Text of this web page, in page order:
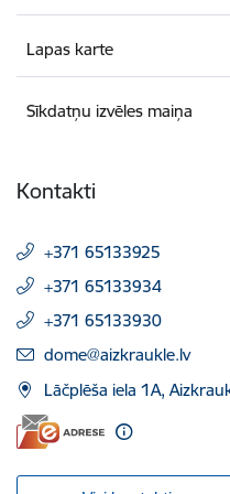
Lapas karte
Sīkdatņu izvēles maiņa
Kontakti
+371 65133925
+371 65133934
+371 65133930
E-pasts:
dome@aizkraukle.lv
Lāčplēša iela 1A,